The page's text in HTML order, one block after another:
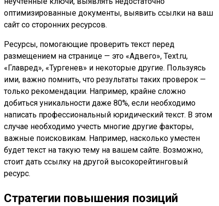
оптимизированные документы, выявить ссылки на ваш
сайт со сторонних ресурсов.
Ресурсы, помогающие проверить текст перед
размещением на странице — это «Адвего», Text.ru,
«Главред», «Тургенев» и некоторые другие. Пользуясь
ими, важно помнить, что результаты таких проверок —
только рекомендации. Например, крайне сложно
добиться уникальности даже 80%, если необходимо
написать профессиональный юридический текст. В этом
случае необходимо учесть многие другие факторы,
важные поисковикам. Например, насколько уместен
будет текст на такую тему на вашем сайте. Возможно,
стоит дать ссылку на другой высокорейтинговый
ресурс.
Стратегии повышения позиций